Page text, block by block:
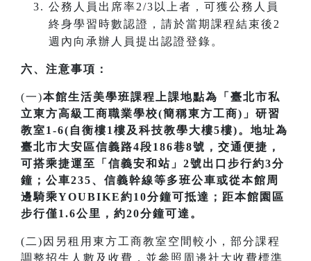
公務人員出席率2/3以上者，可獲公務人員
終身學習時數認證，請於當期課程結束後2
週內向承辦人員提出認證登錄。
六、注意事項：
(一)本館生活美學班課程上課地點為「臺北市私
立東方高級工商職業學校(簡稱東方工商)」研習
教室1-6(自衡樓1樓及科技教學大樓5樓)。地址為
臺北市大安區信義路4段186巷8號，交通便捷，
可搭乘捷運至「信義安和站」2號出口步行約3分
鐘；公車235、信義幹線等多班公車或從本館周
邊騎乘YOUBIKE約10分鐘可抵達；距本館園區
步行僅1.6公里，約20分鐘可達。
(二)因另租用東方工商教室空間較小，部分課程
調整招生人數及收費，並參照周邊社大收費標準